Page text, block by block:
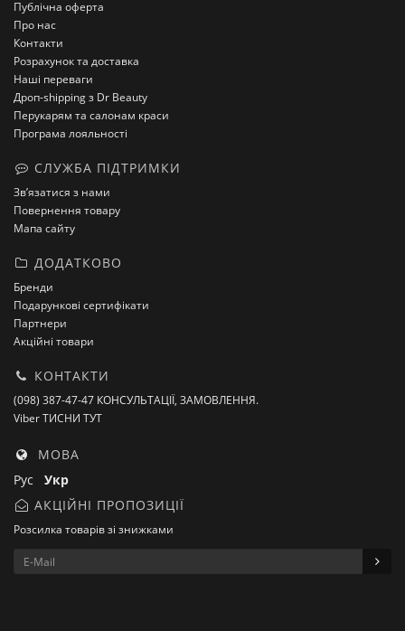
Публічна оферта
Про нас
Контакти
Розрахунок та доставка
Наші переваги
Дроп-shipping з Dr Beauty
Перукарям та салонам краси
Програма лояльності
СЛУЖБА ПІДТРИМКИ
Зв’язатися з нами
Повернення товару
Мапа сайту
ДОДАТКОВО
Бренди
Подарункові сертифікати
Партнери
Акційні товари
КОНТАКТИ
(098) 387-47-47 КОНСУЛЬТАЦІЇ, ЗАМОВЛЕННЯ.
Viber ТИСНИ ТУТ
МОВА
Рус Укр
АКЦІЙНІ ПРОПОЗИЦІЇ
Розсилка товарів зі знижками